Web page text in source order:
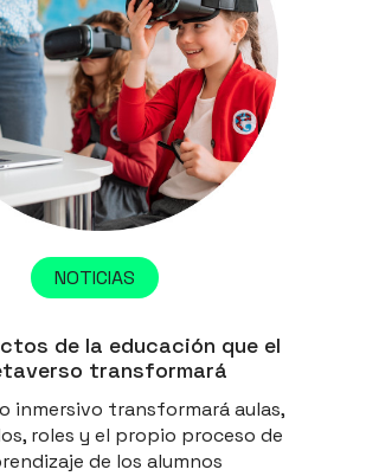
NOTICIAS
de la educación que el
transformará
inmersivo transformará aulas,
roles y el propio proceso de
de los alumnos